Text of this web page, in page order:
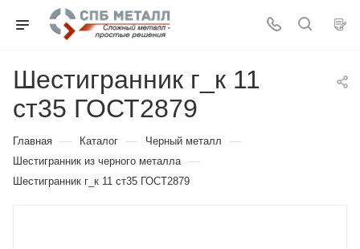
Шестигранник г_к 11
ст35 ГОСТ2879
Главная — Каталог — Черный металл —
Шестигранник из черного металла —
Шестигранник г_к 11 ст35 ГОСТ2879